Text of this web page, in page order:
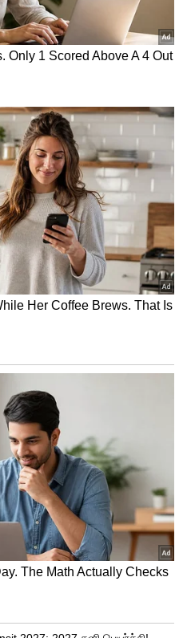
கடந்த 2012 ஆம்
3 படத்தின்